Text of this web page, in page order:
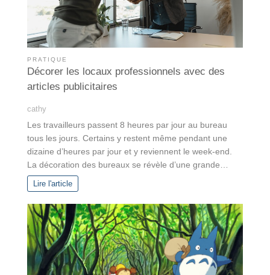
PRATIQUE
Décorer les locaux professionnels avec des
articles publicitaires
cathy
Les travailleurs passent 8 heures par jour au bureau
tous les jours. Certains y restent même pendant une
dizaine d’heures par jour et y reviennent le week-end.
La décoration des bureaux se révèle d’une grande…
Lire l'article